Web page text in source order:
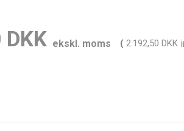
ekskl. moms ( 2.192,50 DKK